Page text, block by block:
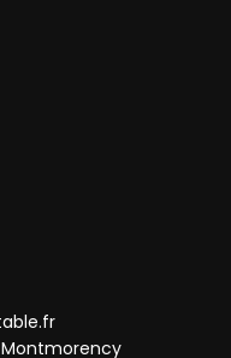
Montmorency